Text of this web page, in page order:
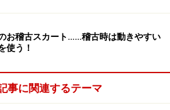
的に超ワクワクしているのが、1992
井陽治さん演出の同作品(当時のタ
物語」)で今回と同じミセス・カー
ていましたので、今回の発表にはテ
お稽古スカート……稽古時は動きやすい
使う！
事に関連するテーマ